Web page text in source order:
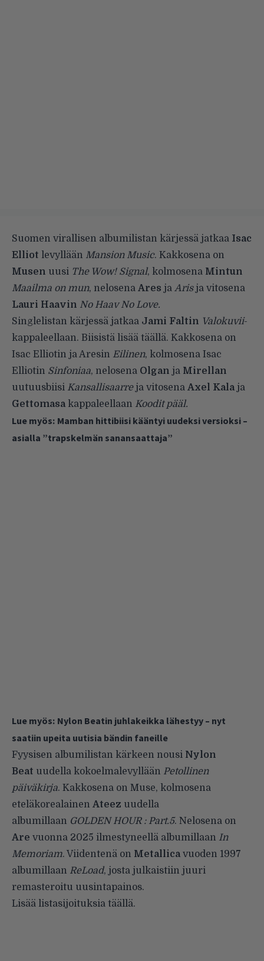
Suomen virallisen albumilistan kärjessä jatkaa Isac
Elliot levyllään Mansion Music. Kakkosena on
Musen uusi The Wow! Signal, kolmosena Mintun
Maailma on mun, nelosena Ares ja Aris ja vitosena
Lauri Haavin No Haav No Love.
Singlelistan kärjessä jatkaa Jami Faltin Valokuvii-
kappaleellaan. Biisistä lisää täällä. Kakkosena on
Isac Elliotin ja Aresin Eilinen, kolmosena Isac
Elliotin Sinfoniaa, nelosena Olgan ja Mirellan
uutuusbiisi Kansallisaarre ja vitosena Axel Kala ja
Gettomasa kappaleellaan Koodit pääl.
Lue myös: Mamban hittibiisi kääntyi uudeksi versioksi –
asialla ”trapskelmän sanansaattaja”
Lue myös: Nylon Beatin juhlakeikka lähestyy – nyt
saatiin upeita uutisia bändin faneille
Fyysisen albumilistan kärkeen nousi Nylon
Beat uudella kokoelmalevyllään Petollinen
päiväkirja. Kakkosena on Muse, kolmosena
eteläkorealainen Ateez uudella
albumillaan GOLDEN HOUR : Part.5. Nelosena on
Are vuonna 2025 ilmestyneellä albumillaan In
Memoriam. Viidentenä on Metallica vuoden 1997
albumillaan ReLoad, josta julkaistiin juuri
remasteroitu uusintapainos.
Lisää listasijoituksia täällä.